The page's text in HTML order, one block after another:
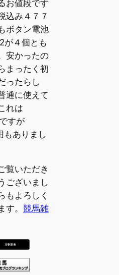
お値段です
込み４７７
ボタン電池
が４個とも
安かったの
まったく初
ったらし
通に使えて
れは
すが
ありまし
覧いただき
ございまし
もよろしく
す。 競馬雑